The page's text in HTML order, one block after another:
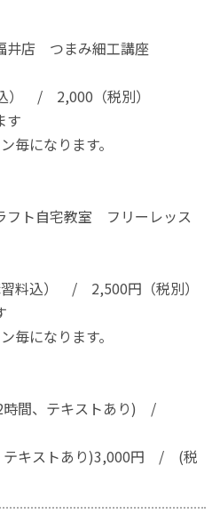
井店 つまみ細工講座
） / 2,000（税別）
す
になります。
フト自宅教室 フリーレッス
料込） / 2,500円（税別）
になります。
間、テキストあり) /
テキストあり)3,000円 / (税